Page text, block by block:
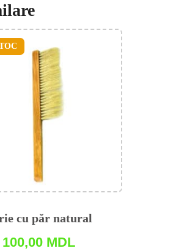
cu păr natural
100,00 MDL